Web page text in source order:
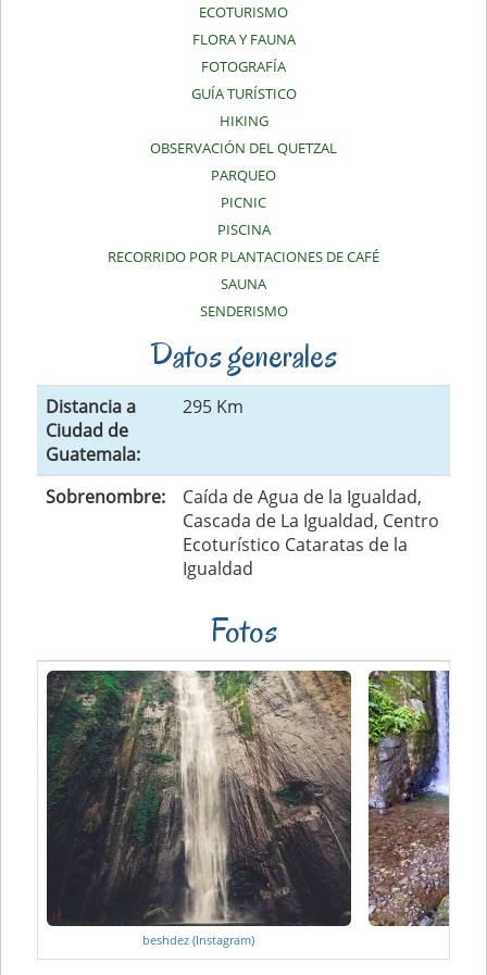
ECOTURISMO
FLORA Y FAUNA
FOTOGRAFÍA
GUÍA TURÍSTICO
HIKING
OBSERVACIÓN DEL QUETZAL
PARQUEO
PICNIC
PISCINA
RECORRIDO POR PLANTACIONES DE CAFÉ
SAUNA
SENDERISMO
Datos generales
Distancia a
Ciudad de
Guatemala:
295 Km
Sobrenombre:
Caída de Agua de la Igualdad,
Cascada de La Igualdad, Centro
Ecoturístico Cataratas de la
Igualdad
Fotos
beshdez (Instagram)